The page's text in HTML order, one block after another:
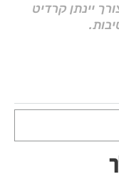
יינתן קרדיט